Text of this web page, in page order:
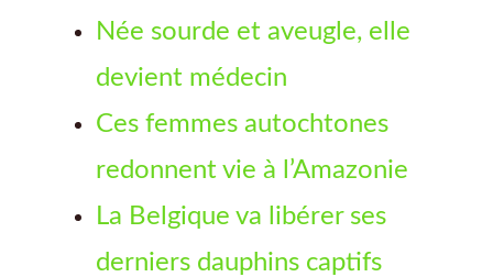
Née sourde et aveugle, elle
devient médecin
Ces femmes autochtones
redonnent vie à l’Amazonie
La Belgique va libérer ses
derniers dauphins captifs